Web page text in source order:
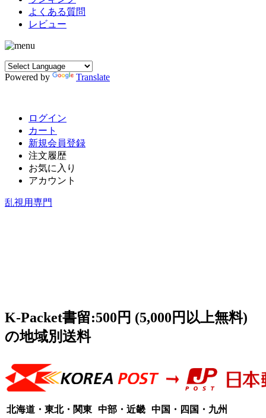
よくある質問
レビュー
Powered by Translate
ログイン
カート
新規会員登録
注文履歴
お気に入り
アカウント
乱視用専門
K-Packet書留:500円 (5,000円以上無料)
の地域別送料
北海道・東北・関東 中部・近畿 中国・四国・九州